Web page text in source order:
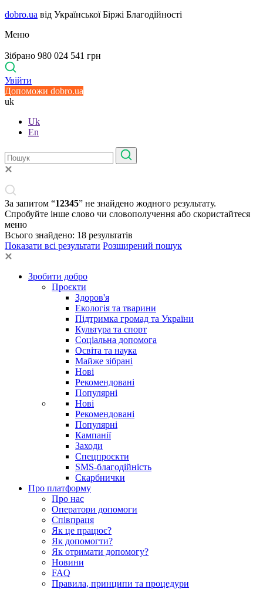
dobro.ua від Української Біржі Благодійності
Меню
Зібрано 980 024 541 грн
Увійти
Допоможи dobro.ua
uk
Uk
En
За запитом “12345” не знайдено жодного результату.
Спробуйте інше слово чи словополучення або скористайтеся
меню
Всього знайдено: 18 результатів
Показати всі результати Розширений пошук
Зробити добро
Проєкти
Здоров'я
Екологія та тварини
Підтримка громад та України
Культура та спорт
Соціальна допомога
Освіта та наука
Майже зібрані
Нові
Рекомендовані
Популярні
Нові
Рекомендовані
Популярні
Кампанії
Заходи
Спецпроєкти
SMS-благодійність
Скарбнички
Про платформу
Про нас
Оператори допомоги
Співпраця
Як це працює?
Як допомогти?
Як отримати допомогу?
Новини
FAQ
Правила, принципи та процедури